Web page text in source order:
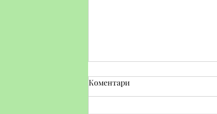
Коментари